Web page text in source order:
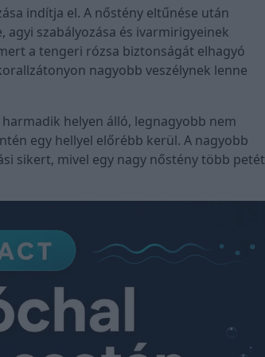
indítja el. A nőstény eltűnése után
szabályozása és ivarmirigyeinek
a tengeri rózsa biztonságát elhagyó
nagyobb veszélynek lenne
helyen álló, legnagyobb nem
egy hellyel előrébb kerül. A nagyobb
sikert, mivel egy nagy nőstény több petét